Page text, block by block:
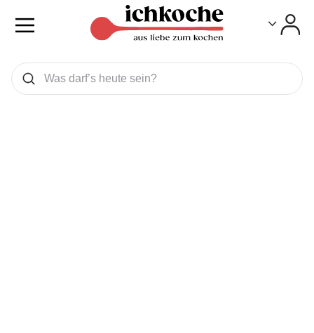
Was wollen Sie suchen
Suchen